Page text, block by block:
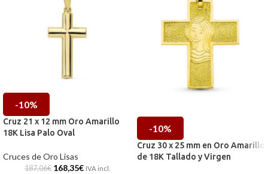
-10%
Cruz 21 x 12 mm Oro Amarillo
18K Lisa Palo Oval
Cruces de Oro Lisas
187,06€ 168,35€ IVA incl.
-10%
Cruz 30 x 25 mm en Oro Amarillo
de 18K Tallado y Virgen